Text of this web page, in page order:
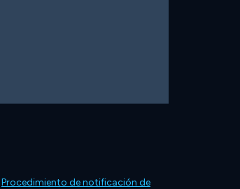
Procedimiento de notificación de